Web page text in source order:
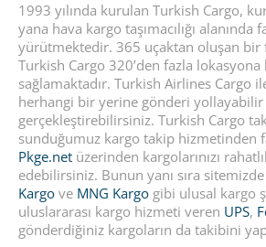
1993 yılında kurulan Turkish Cargo,
yana hava kargo taşımacılığı alanında
yürütmektedir. 365 uçaktan oluşan bir
Turkish Cargo 320’den fazla
sağlamaktadır. Turkish Airlines Cargo
herhangi bir yerine gönderi
gerçekleştirebilirsiniz. Turkish Cargo
sunduğumuz kargo takip hizmetinden
Pkge.net üzerinden kargolarınızı
edebilirsiniz. Bunun yanı sıra sitemizde
Kargo ve MNG Kargo gibi ulusal kargo
uluslararası kargo hizmeti veren UPS,
gönderdiğiniz kargoların da takibini